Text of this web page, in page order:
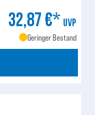
32,87 €* UVP
Geringer Bestand